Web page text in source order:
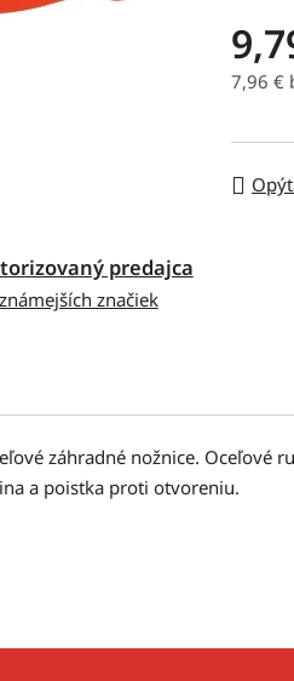
7,96 €
predajca
značiek
záhradné nožnice. Oceľové
a poistka proti otvoreniu.